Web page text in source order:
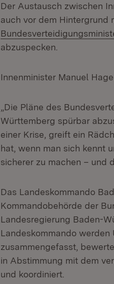
Der Austausch zwischen
auch vor dem Hintergrund
abzuspecken.
Innenminister Manuel
„Die Pläne des
Württemberg spürbar
einer Krise, greift ein
hat, wenn man sich kennt
sicherer zu machen – und
Das Landeskommando
Kommandobehörde der
Landesregierung Baden-
Landeskommando
zusammengefasst,
in Abstimmung mit dem
und koordiniert.